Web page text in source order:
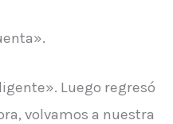
Luego regresó
volvamos a nuestra